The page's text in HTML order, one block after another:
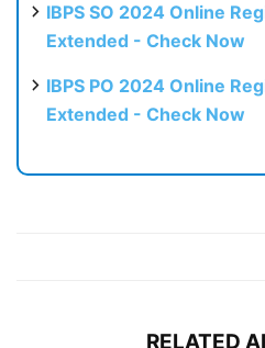
IBPS SO 2024 Online
Extended - Check Now
IBPS PO 2024 Online
Extended - Check Now
RELATED